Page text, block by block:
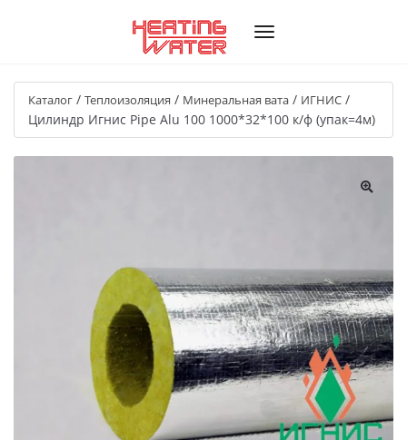
Каталог / Теплоизоляция / Минеральная вата / ИГНИС /
Цилиндр Игнис Pipe Alu 100 1000*32*100 к/ф (упак=4м)